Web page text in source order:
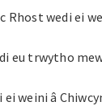
Rhost wedi ei
eu trwytho
weini â